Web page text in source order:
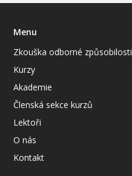
Menu
Zkouška odborné způsobilosti
Kurzy
Akademie
Členská sekce kurzů
Lektoři
O nás
Kontakt